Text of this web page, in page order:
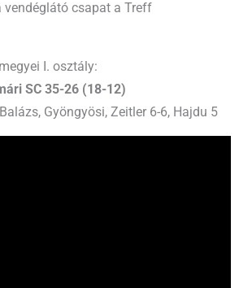
vendéglátó csapat a Treff
I. osztály:
SC 35-26 (18-12)
Gyöngyösi, Zeitler 6-6, Hajdu 5